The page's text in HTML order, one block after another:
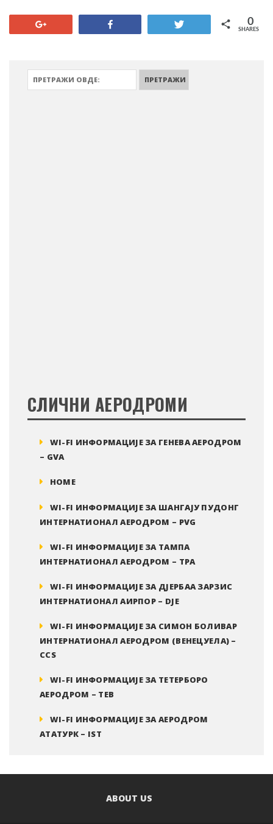
SHARES
0
СЛИЧНИ АЕРОДРОМИ
WI-FI ИНФОРМАЦИЈЕ ЗА ГЕНЕВА АЕРОДРОМ
– GVA
HOME
WI-FI ИНФОРМАЦИЈЕ ЗА ШАНГАЈУ ПУДОНГ
ИНТЕРНАТИОНАЛ АЕРОДРОМ – PVG
WI-FI ИНФОРМАЦИЈЕ ЗА ТАМПА
ИНТЕРНАТИОНАЛ АЕРОДРОМ – TPA
WI-FI ИНФОРМАЦИЈЕ ЗА ДЈЕРБАА ЗАРЗИС
ИНТЕРНАТИОНАЛ АИРПОР – DJE
WI-FI ИНФОРМАЦИЈЕ ЗА СИМОН БОЛИВАР
ИНТЕРНАТИОНАЛ АЕРОДРОМ (ВЕНЕЦУЕЛА) –
CCS
WI-FI ИНФОРМАЦИЈЕ ЗА ТЕТЕРБОРО
АЕРОДРОМ – TEB
WI-FI ИНФОРМАЦИЈЕ ЗА АЕРОДРОМ
АТАТУРК – IST
ABOUT US